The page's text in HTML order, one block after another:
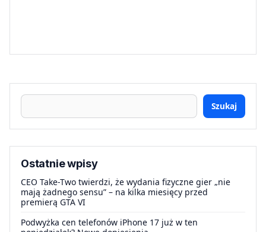
Szukaj
Ostatnie wpisy
CEO Take-Two twierdzi, że wydania fizyczne gier „nie
mają żadnego sensu” – na kilka miesięcy przed
premierą GTA VI
Podwyżka cen telefonów iPhone 17 już w ten